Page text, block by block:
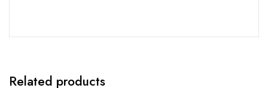
Related products